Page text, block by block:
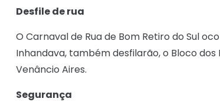
Desfile de rua
O Carnaval de Rua de Bom Retiro do Sul
Inhandava, também desfilarão, o Bloco
Venâncio Aires.
Segurança